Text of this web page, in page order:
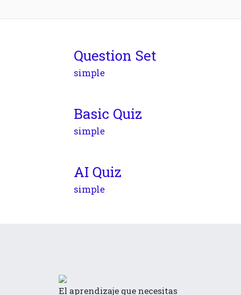
Question Set
simple
Basic Quiz
simple
AI Quiz
simple
El aprendizaje que necesitas